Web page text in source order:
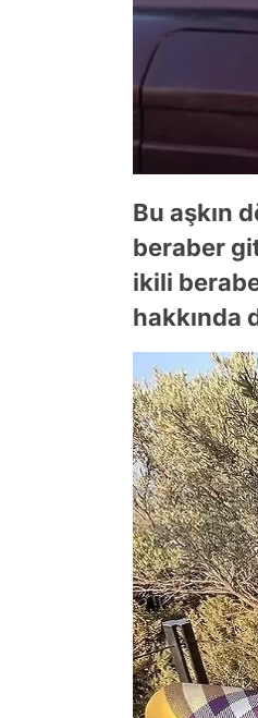
Bu aşkın
beraber
ikili
hakkında